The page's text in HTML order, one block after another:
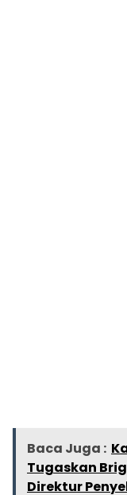
Baca Juga :
Tugaskan
Direktur